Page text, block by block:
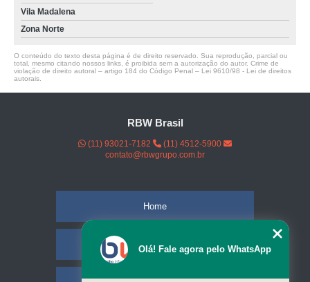
Vila Madalena
Zona Norte
O conteúdo do texto desta página é de direito reservado. Sua reprodução, parcial ou
total, mesmo citando nossos links, é proibida sem a autorização do autor. Crime de
violação de direito autoral – artigo 184 do Código Penal – Lei 9610/98 - Lei de direitos
autorais
RBW Brasil
(11) 93021-7182
(11) 4512-5900
contato@rbwgrupo.com.br
Home
Empresa
Olá! Fale agora pelo WhatsApp